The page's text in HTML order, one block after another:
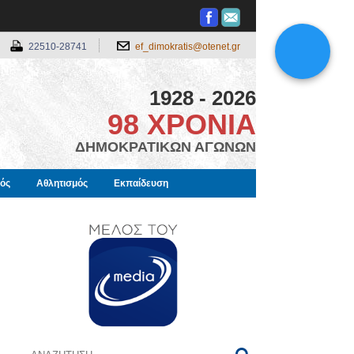
22510-28741 ef_dimokratis@otenet.gr
1928 - 2026
98 ΧΡΟΝΙΑ
ΔΗΜΟΚΡΑΤΙΚΩΝ ΑΓΩΝΩΝ
Αθλητισμός Εκπαίδευση